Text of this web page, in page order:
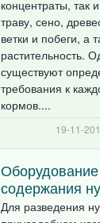
концентраты, так
траву, сено,
ветки и побеги, а
растительность.
существуют
требования к
кормов....
19-11-
содержания
Для разведения